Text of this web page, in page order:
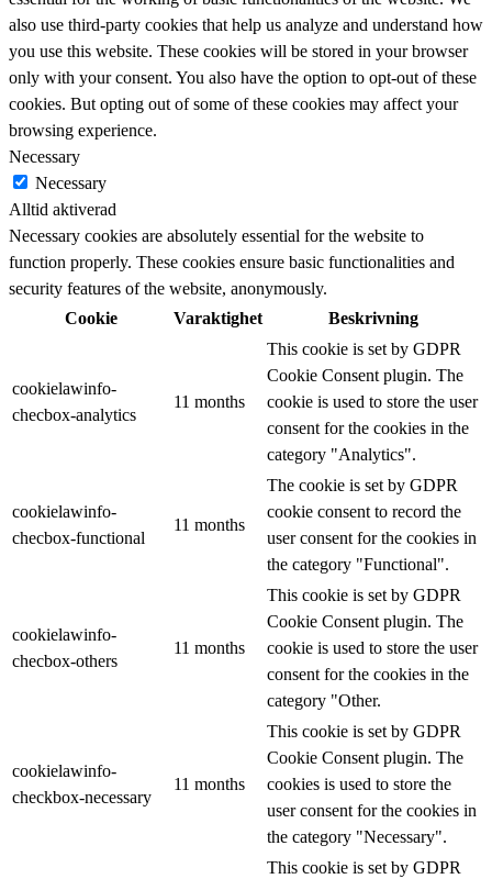
also use third-party cookies that help us analyze and understand how
you use this website. These cookies will be stored in your browser
only with your consent. You also have the option to opt-out of these
cookies. But opting out of some of these cookies may affect your
browsing experience.
Necessary
Necessary
Alltid aktiverad
Necessary cookies are absolutely essential for the website to
function properly. These cookies ensure basic functionalities and
security features of the website, anonymously.
Cookie
Varaktighet Beskrivning
cookielawinfo-
checbox-analytics
11 months
This cookie is set by GDPR
Cookie Consent plugin. The
cookie is used to store the user
consent for the cookies in the
category "Analytics".
cookielawinfo-
checbox-functional
11 months
The cookie is set by GDPR
cookie consent to record the
user consent for the cookies in
the category "Functional".
cookielawinfo-
checbox-others
11 months
This cookie is set by GDPR
Cookie Consent plugin. The
cookie is used to store the user
consent for the cookies in the
category "Other.
cookielawinfo-
checkbox-necessary
11 months
This cookie is set by GDPR
Cookie Consent plugin. The
cookies is used to store the
user consent for the cookies in
the category "Necessary".
This cookie is set by GDPR